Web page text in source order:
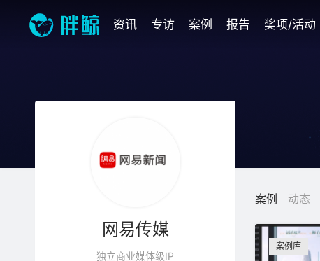
资讯 专访 案例 报告 奖项/活动
网易传媒
独立商业媒体级IP
案例 动态
案例库